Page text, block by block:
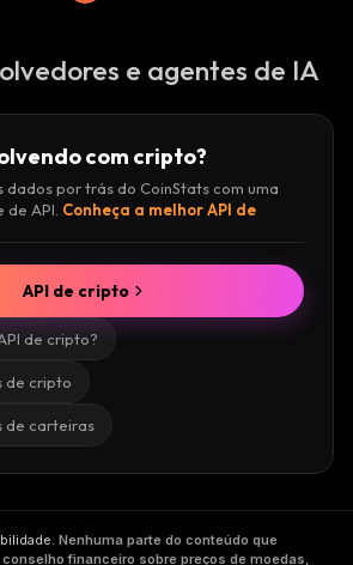
e agentes de IA
com cripto?
dados por trás do CoinStats com uma
de API. Conheça a melhor API de
de cripto?
de cripto
de carteiras
API de cripto
. Nenhuma parte do conteúdo que
financeiro sobre preços de moedas,